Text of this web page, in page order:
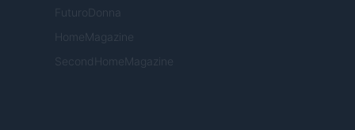
FuturoDonna
HomeMagazine
SecondHomeMagazine